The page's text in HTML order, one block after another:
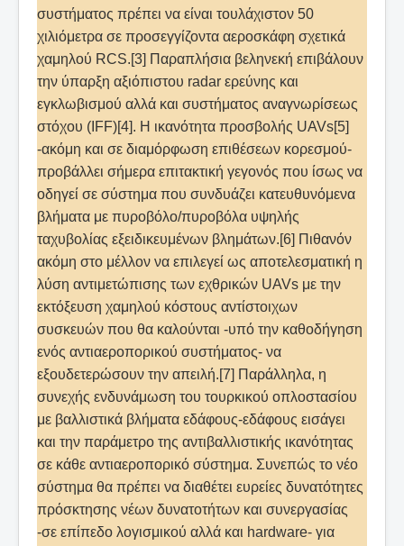
συστήματος πρέπει να είναι τουλάχιστον 50
χιλιόμετρα σε προσεγγίζοντα αεροσκάφη σχετικά
χαμηλού RCS.[3] Παραπλήσια βεληνεκή επιβάλουν
την ύπαρξη αξιόπιστου radar ερεύνης και
εγκλωβισμού αλλά και συστήματος αναγνωρίσεως
στόχου (IFF)[4]. Η ικανότητα προσβολής UAVs[5]
-ακόμη και σε διαμόρφωση επιθέσεων κορεσμού-
προβάλλει σήμερα επιτακτική γεγονός που ίσως να
οδηγεί σε σύστημα που συνδυάζει κατευθυνόμενα
βλήματα με πυροβόλο/πυροβόλα υψηλής
ταχυβολίας εξειδικευμένων βλημάτων.[6] Πιθανόν
ακόμη στο μέλλον να επιλεγεί ως αποτελεσματική η
λύση αντιμετώπισης των εχθρικών UAVs με την
εκτόξευση χαμηλού κόστους αντίστοιχων
συσκευών που θα καλούνται -υπό την καθοδήγηση
ενός αντιαεροπορικού συστήματος- να
εξουδετερώσουν την απειλή.[7] Παράλληλα, η
συνεχής ενδυνάμωση του τουρκικού οπλοστασίου
με βαλλιστικά βλήματα εδάφους-εδάφους εισάγει
και την παράμετρο της αντιβαλλιστικής ικανότητας
σε κάθε αντιαεροπορικό σύστημα. Συνεπώς το νέο
σύστημα θα πρέπει να διαθέτει ευρείες δυνατότητες
πρόσκτησης νέων δυνατοτήτων και συνεργασίας
-σε επίπεδο λογισμικού αλλά και hardware- για